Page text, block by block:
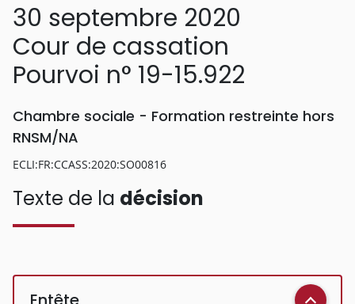
30 septembre 2020
Cour de cassation
Pourvoi n° 19-15.922
Chambre sociale - Formation restreinte hors
RNSM/NA
ECLI:FR:CCASS:2020:SO00816
Texte de la décision